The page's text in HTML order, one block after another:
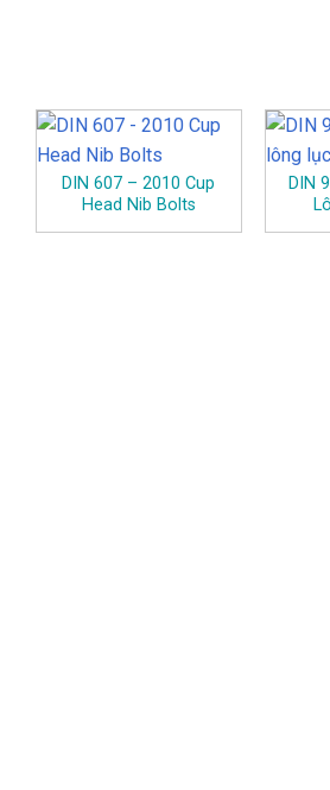
DIN 607 – 2010 Cup
Head Nib Bolts
DIN